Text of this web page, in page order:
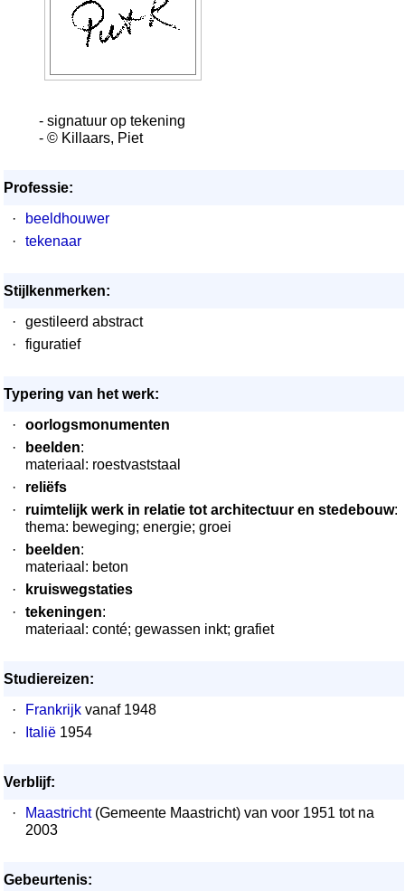
- signatuur op tekening
- © Killaars, Piet
Professie:
·
beeldhouwer
·
tekenaar
Stijlkenmerken:
·
gestileerd abstract
·
figuratief
Typering van het werk:
·
oorlogsmonumenten
·
beelden:
materiaal: roestvaststaal
·
reliëfs
·
ruimtelijk werk in relatie tot architectuur en stedebouw:
thema: beweging; energie; groei
·
beelden:
materiaal: beton
·
kruiswegstaties
·
tekeningen:
materiaal: conté; gewassen inkt; grafiet
Studiereizen:
·
Frankrijk vanaf 1948
·
Italië 1954
Verblijf:
·
Maastricht(Gemeente Maastricht) van voor 1951 tot na
2003
Gebeurtenis: